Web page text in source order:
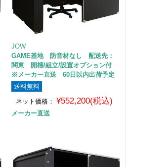
JOW
GAME基地 防音材なし 配送先：
関東 開梱/組立/設置オプション付
※メーカー直送 60日以内出荷予定
送料無料
ネット価格：
¥552,200(税込)
メーカー直送